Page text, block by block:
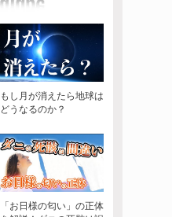
もし月が消えたら地球は
どうなるのか？
「お日様の匂い」の正体